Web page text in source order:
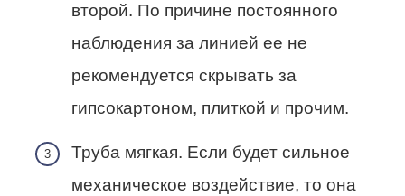
второй. По причине постоянного
наблюдения за линией ее не
рекомендуется скрывать за
гипсокартоном, плиткой и прочим.
Труба мягкая. Если будет сильное
механическое воздействие, то она